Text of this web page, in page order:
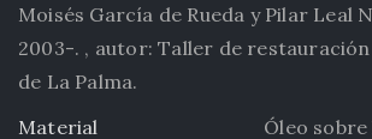
Moisés García de Rueda y Pilar Leal
2003-. , autor: Taller de restauración
de La Palma.
Material
Óleo